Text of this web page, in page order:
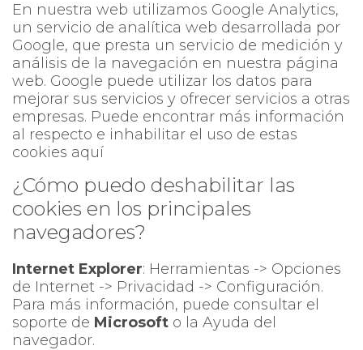
En nuestra web utilizamos Google Analytics,
un servicio de analítica web desarrollada por
Google, que presta un servicio de medición y
análisis de la navegación en nuestra página
web. Google puede utilizar los datos para
mejorar sus servicios y ofrecer servicios a otras
empresas. Puede encontrar más información
al respecto e inhabilitar el uso de estas
cookies aquí
¿Cómo puedo deshabilitar las
cookies en los principales
navegadores?
Internet Explorer: Herramientas -> Opciones
de Internet -> Privacidad -> Configuración.
Para más información, puede consultar el
soporte de Microsoft o la Ayuda del
navegador.